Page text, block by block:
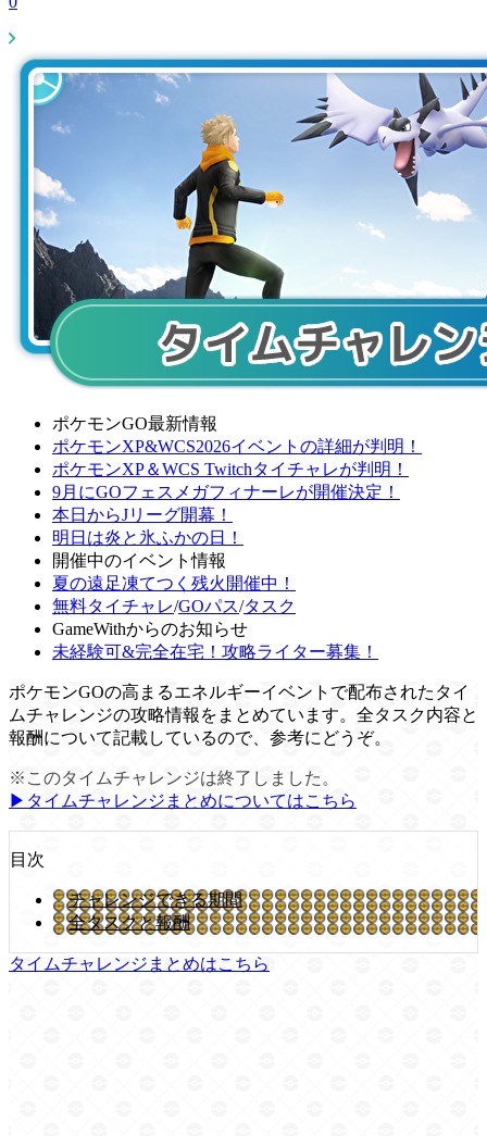
ポケモンGO最新情報
ポケモンXP&WCS2026イベントの詳細が判明！
ポケモンXP＆WCS Twitchタイチャレが判明！
9月にGOフェスメガフィナーレが開催決定！
本日からJリーグ開幕！
明日は炎と氷ふかの日！
開催中のイベント情報
夏の遠足凍てつく残火開催中！
無料タイチャレ/GOパス/タスク
GameWithからのお知らせ
未経験可&完全在宅！攻略ライター募集！
ポケモンGOの高まるエネルギーイベントで配布されたタイ
ムチャレンジの攻略情報をまとめています。全タスク内容と
報酬について記載しているので、参考にどうぞ。
※このタイムチャレンジは終了しました。
▶タイムチャレンジまとめについてはこちら
目次
チャレンジできる期間
全タスクと報酬
タイムチャレンジまとめはこちら